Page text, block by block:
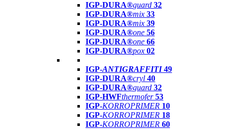
IGP-DURA®guard 32
IGP-DURA®mix 33
IGP-DURA®mix 39
IGP-DURA®one 56
IGP-DURA®one 66
IGP-DURA®pox 02
IGP-ANTIGRAFFITI49
IGP-DURA®cryl 40
IGP-DURA®guard 32
IGP-HWFthermofer 53
IGP-KORROPRIMER 10
IGP-KORROPRIMER 18
IGP-KORROPRIMER 60